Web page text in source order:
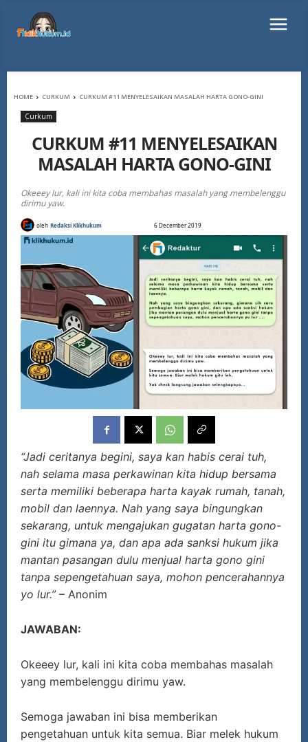
HOME CURKUM CURKUM #11 MENYELESAIKAN MASALAH HARTA GONO-GINI
Curkum
CURKUM #11 MENYELESAIKAN
MASALAH HARTA GONO-GINI
Okeeey lur, kali ini kita coba membahas masalah yang membelenggu
dirimu yaw.
oleh Redaksi Klikhukum 6 December 2019
“Jadi ceritanya begini, saya kan habis cerai tuh,
nah selama masa perkawinan kita hidup bersama
serta memiliki beberapa harta kayak rumah, tanah,
mobil dan laennya. Nah yang saya bingungkan
sekarang, untuk mengajukan gugatan harta gono-
gini itu gimana ya, dan apa ada sanksi hukum jika
mantan pasangan dulu menjual harta gono gini
tanpa sepengetahuan saya, mohon pencerahannya
yo lur.” – Anonim
JAWABAN:
Okeeey lur, kali ini kita coba membahas masalah
yang membelenggu dirimu yaw.
Semoga jawaban ini bisa memberikan
pengetahuan untuk kita semua. Biar melek hukum